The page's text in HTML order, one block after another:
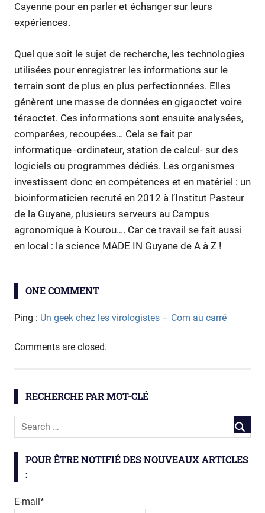
Cayenne pour en parler et échanger sur leurs
expériences.
Quel que soit le sujet de recherche, les technologies
utilisées pour enregistrer les informations sur le
terrain sont de plus en plus perfectionnées. Elles
génèrent une masse de données en gigaoctet voire
téraoctet. Ces informations sont ensuite analysées,
comparées, recoupées… Cela se fait par
informatique -ordinateur, station de calcul- sur des
logiciels ou programmes dédiés. Les organismes
investissent donc en compétences et en matériel : un
bioinformaticien recruté en 2012 à l’Institut Pasteur
de la Guyane, plusieurs serveurs au Campus
agronomique à Kourou…. Car ce travail se fait aussi
en local : la science MADE IN Guyane de A à Z !
Statistiques
ONE COMMENT
Ping : Un geek chez les virologistes – Com au carré
Comments are closed.
RECHERCHE PAR MOT-CLÉ
POUR ÊTRE NOTIFIÉ DES NOUVEAUX ARTICLES
:
E-mail*